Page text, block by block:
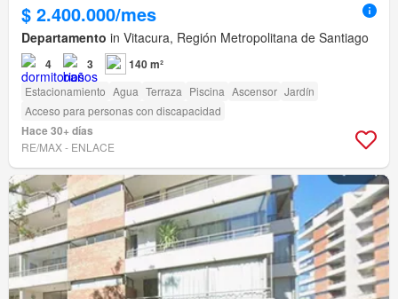
$ 2.400.000/mes
Departamento in Vitacura, Región Metropolitana de Santiago
4 3 140 m²
Estacionamiento Agua Terraza Piscina Ascensor Jardín
Acceso para personas con discapacidad
Hace 30+ días
RE/MAX - ENLACE